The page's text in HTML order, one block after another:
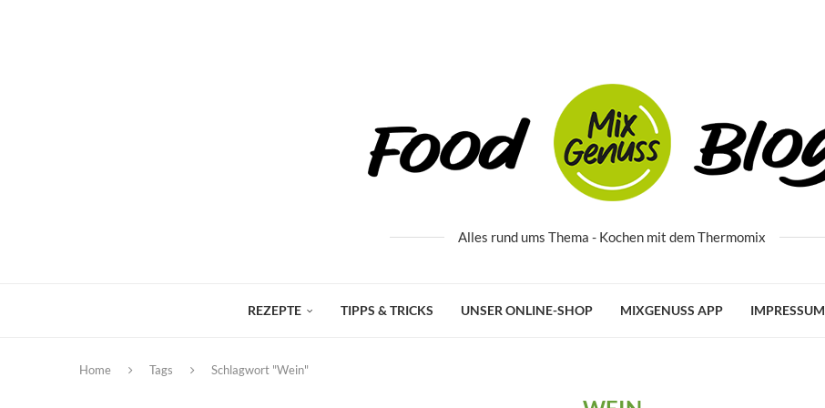
Alles rund ums Thema - Kochen mit dem Thermomix
REZEPTE TIPPS & TRICKS UNSER ONLINE-SHOP MIXGENUSS APP IMPRESSUM
Home Tags Schlagwort "Wein"